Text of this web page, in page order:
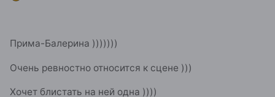
Прима-Балерина )))))))
Очень ревностно относится к сцене )))
Хочет блистать на ней одна ))))